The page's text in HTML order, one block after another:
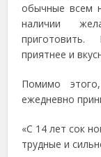
обычные всем
наличии
приятнее и
Помимо
ежедневно
«С 14 лет сок
трудные и